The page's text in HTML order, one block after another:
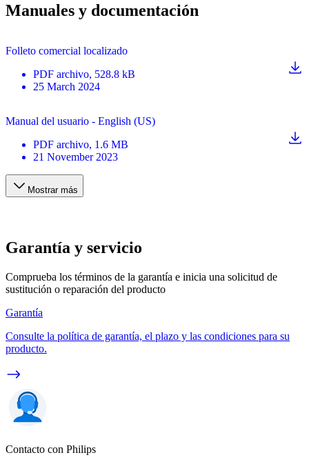
Manuales y documentación
Folleto comercial localizado
PDF archivo, 528.8 kB
25 March 2024
Manual del usuario - English (US)
PDF archivo, 1.6 MB
21 November 2023
Mostrar más
Garantía y servicio
Comprueba los términos de la garantía e inicia una solicitud de
sustitución o reparación del producto
Garantía
Consulte la política de garantía, el plazo y las condiciones para su
producto.
Contacto con Philips